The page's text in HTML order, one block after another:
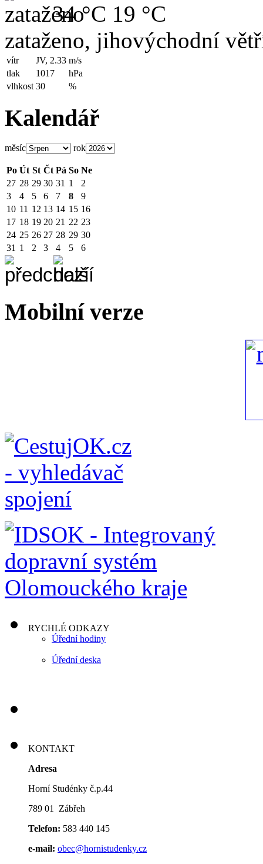
34 °C 19 °C
zataženo, jihovýchodní
vítr JV, 2.33 m/s
tlak
1017
hPa
vlhkost 30 %
Kalendář
měsíc rok
Po Út St Čt Pá So Ne
27 28 29 30 31 1
2
3
4 5 6 7 8
9
10 11 12 13 14 15 16
17 18 19 20 21 22 23
24 25 26 27 28 29 30
31 1 2 3 4 5 6
Mobilní verze
RYCHLÉ ODKAZY
Úřední hodiny
Úřední deska
KONTAKT
Adresa
Horní Studénky č.p.44
789 01 Zábřeh
Telefon: 583 440 145
e-mail: obec@hornistudenky.cz